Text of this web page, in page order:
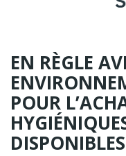
EN RÈGLE
POUR